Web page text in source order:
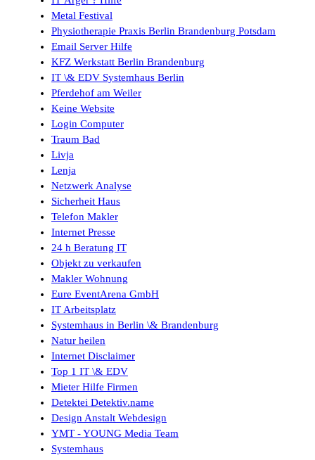
Metal Festival
Physiotherapie Praxis Berlin Brandenburg Potsdam
Email Server Hilfe
KFZ Werkstatt Berlin Brandenburg
IT \& EDV Systemhaus Berlin
Pferdehof am Weiler
Keine Website
Login Computer
Traum Bad
Livja
Lenja
Netzwerk Analyse
Sicherheit Haus
Telefon Makler
Internet Presse
24 h Beratung IT
Objekt zu verkaufen
Makler Wohnung
Eure EventArena GmbH
IT Arbeitsplatz
Systemhaus in Berlin \& Brandenburg
Natur heilen
Internet Disclaimer
Top 1 IT \& EDV
Mieter Hilfe Firmen
Detektei Detektiv.name
Design Anstalt Webdesign
YMT - YOUNG Media Team
Systemhaus